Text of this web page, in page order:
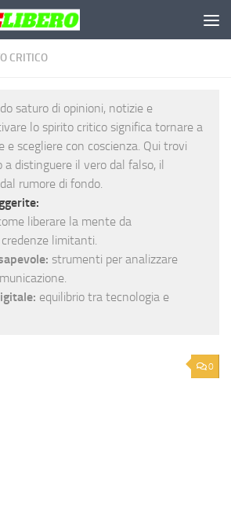
CRITICO
saturo di opinioni, notizie e
lo spirito critico significa tornare a
e scegliere con coscienza. Qui trovi
distinguere il vero dal falso, il
rumore di fondo.
liberare la mente da
limitanti.
strumenti per analizzare
equilibrio tra tecnologia e
0